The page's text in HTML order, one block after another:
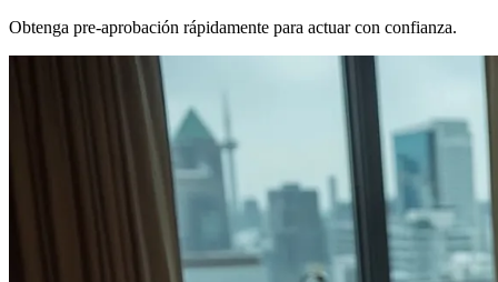
Obtenga pre-aprobación rápidamente para actuar con confianza.